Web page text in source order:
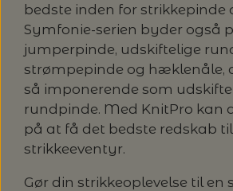
bedste inden for strikkepinde
Symfonie-serien byder også
jumperpinde, udskiftelige
strømpepinde og hæklenåle,
så imponerende som
rundpinde. Med KnitPro kan
på at få det bedste redskab
strikkeeventyr.
Gør din strikkeoplevelse til en